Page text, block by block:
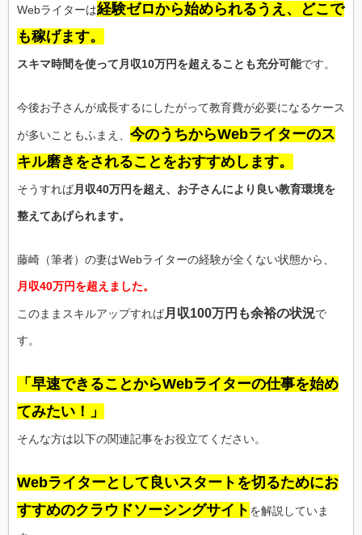
Webライターは経験ゼロから始められるうえ、どこで
も稼げます。
スキマ時間を使って月収10万円を超えることも充分可能です。
今後お子さんが成長するにしたがって教育費が必要になるケース
が多いこともふまえ、 今のうちからWebライターのス
キル磨きをされることをおすすめします。
そうすれば月収40万円を超え、お子さんにより良い教育環境を
整えてあげられます。
藤崎（筆者）の妻はWebライターの経験が全くない状態から、
月収40万円を超えました。
このままスキルアップすれば月収100万円も余裕の状況で
す。
「早速できることからWebライターの仕事を始め
てみたい！」
そんな方は以下の関連記事をお役立てください。
Webライターとして良いスタートを切るためにお
すすめのクラウドソーシングサイト を解説していま